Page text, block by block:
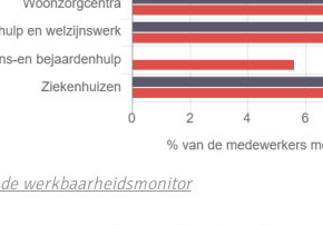
de werkbaarheidsmonitor